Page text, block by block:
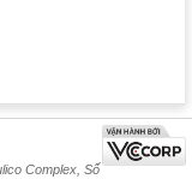
Complex, Số